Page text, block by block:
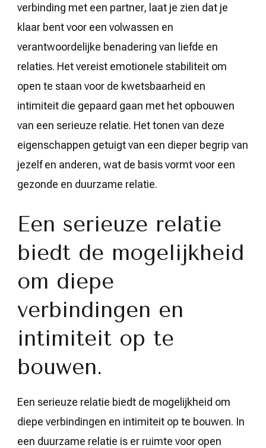
verbinding met een partner, laat je zien dat je
klaar bent voor een volwassen en
verantwoordelijke benadering van liefde en
relaties. Het vereist emotionele stabiliteit om
open te staan voor de kwetsbaarheid en
intimiteit die gepaard gaan met het opbouwen
van een serieuze relatie. Het tonen van deze
eigenschappen getuigt van een dieper begrip van
jezelf en anderen, wat de basis vormt voor een
gezonde en duurzame relatie.
Een serieuze relatie
biedt de mogelijkheid
om diepe
verbindingen en
intimiteit op te
bouwen.
Een serieuze relatie biedt de mogelijkheid om
diepe verbindingen en intimiteit op te bouwen. In
een duurzame relatie is er ruimte voor open